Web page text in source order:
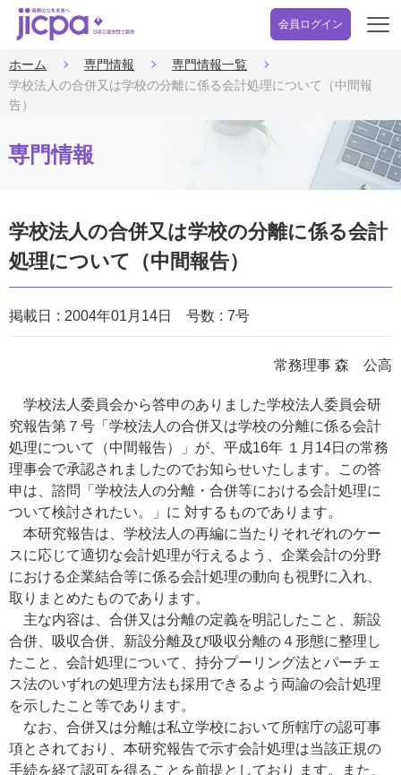
会員ログイン
開
ホーム 専門情報
専門情報一覧
学校法人の合併又は学校の分離に係る会計処理について（中間報
告）
専門情報
学校法人の合併又は学校の分離に係る会計
処理について（中間報告）
掲載日 2004年01月14日 号数 7号
常務理事 森 公高
学校法人委員会から答申のありました学校法人委員会研
究報告第７号「学校法人の合併又は学校の分離に係る会計
処理について（中間報告）」が、平成16年 １月14日の常務
理事会で承認されましたのでお知らせいたします。この答
申は、諮問「学校法人の分離・合併等における会計処理に
ついて検討されたい。」に 対するものであります。
本研究報告は、学校法人の再編に当たりそれぞれのケー
スに応じて適切な会計処理が行えるよう、企業会計の分野
における企業結合等に係る会計処理の動向も視野に入れ、
取りまとめたものであります。
主な内容は、合併又は分離の定義を明記したこと、新設
合併、吸収合併、新設分離及び吸収分離の４形態に整理し
たこと、会計処理について、持分プーリング法とパーチェ
ス法のいずれの処理方法も採用できるよう両論の会計処理
を示したこと等であります。
なお、合併又は分離は私立学校において所轄庁の認可事
項とされており、本研究報告で示す会計処理は当該正規の
手続を経て認可を得ることを前提としており ます。また、